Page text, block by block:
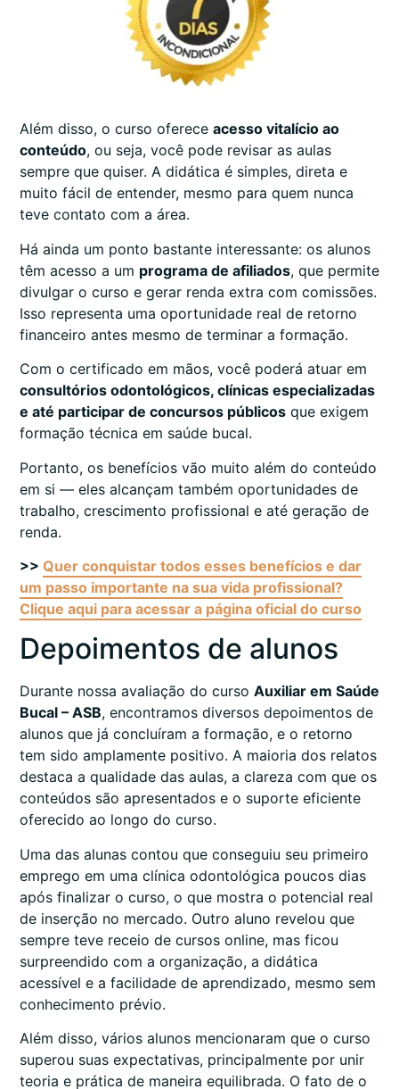
Além disso, o curso oferece acesso vitalício ao
conteúdo, ou seja, você pode revisar as aulas
sempre que quiser. A didática é simples, direta e
muito fácil de entender, mesmo para quem nunca
teve contato com a área.
Há ainda um ponto bastante interessante: os alunos
têm acesso a um programa de afiliados, que permite
divulgar o curso e gerar renda extra com comissões.
Isso representa uma oportunidade real de retorno
financeiro antes mesmo de terminar a formação.
Com o certificado em mãos, você poderá atuar em
consultórios odontológicos, clínicas especializadas
e até participar de concursos públicos que exigem
formação técnica em saúde bucal.
Portanto, os benefícios vão muito além do conteúdo
em si — eles alcançam também oportunidades de
trabalho, crescimento profissional e até geração de
renda.
>> Quer conquistar todos esses benefícios e dar
um passo importante na sua vida profissional?
Clique aqui para acessar a página oficial do curso
Depoimentos de alunos
Durante nossa avaliação do curso Auxiliar em Saúde
Bucal – ASB, encontramos diversos depoimentos de
alunos que já concluíram a formação, e o retorno
tem sido amplamente positivo. A maioria dos relatos
destaca a qualidade das aulas, a clareza com que os
conteúdos são apresentados e o suporte eficiente
oferecido ao longo do curso.
Uma das alunas contou que conseguiu seu primeiro
emprego em uma clínica odontológica poucos dias
após finalizar o curso, o que mostra o potencial real
de inserção no mercado. Outro aluno revelou que
sempre teve receio de cursos online, mas ficou
surpreendido com a organização, a didática
acessível e a facilidade de aprendizado, mesmo sem
conhecimento prévio.
Além disso, vários alunos mencionaram que o curso
superou suas expectativas, principalmente por unir
teoria e prática de maneira equilibrada. O fato de o